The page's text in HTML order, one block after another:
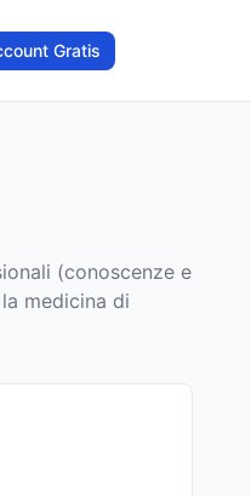
Gratis
(conoscenze e
medicina di